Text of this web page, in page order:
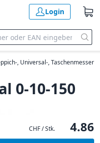
Login
, Universal-, Taschenmesser
0-10-150
CHF / Stk. 4.86